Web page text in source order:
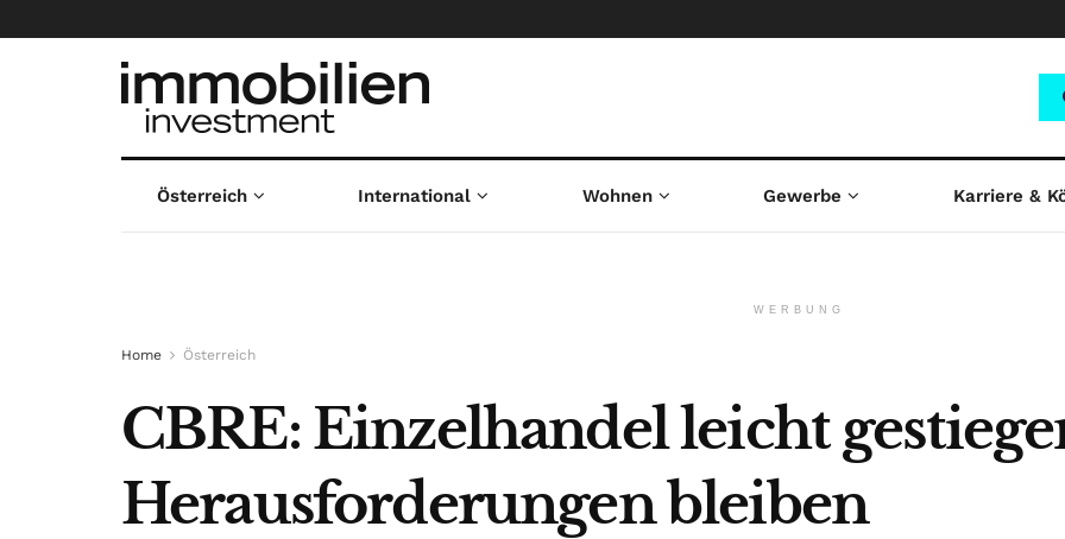
Österreich International Wohnen Gewerbe Karriere &
WERBUNG
Home Österreich
CBRE: Einzelhandel leicht
Herausforderungen bleiben